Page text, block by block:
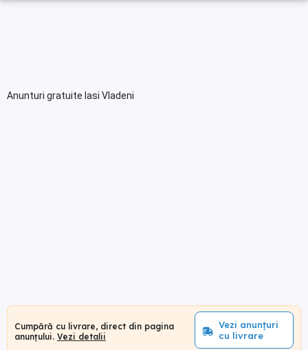
Anunturi gratuite Iasi Vladeni
Cumpără cu livrare, direct din pagina
anunțului. Vezi detalii
Vezi anunțuri
cu livrare